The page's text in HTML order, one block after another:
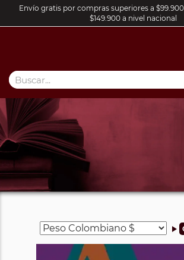
Envío gratis por compras superiores a
$149.900 a nivel nacional